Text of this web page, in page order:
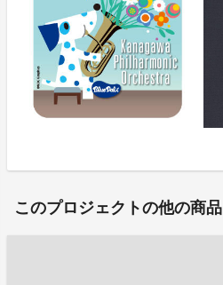
このプロジェクトの他の商品